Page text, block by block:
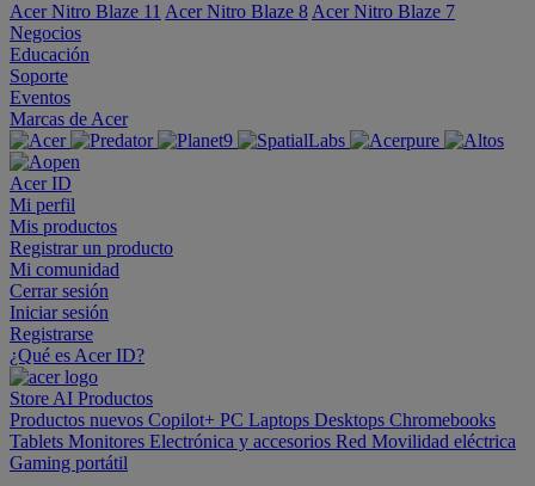
Acer Nitro Blaze 11 Acer Nitro Blaze 8 Acer Nitro Blaze 7
Negocios
Educación
Soporte
Eventos
Marcas de Acer
Acer ID
Mi perfil
Mis productos
Registrar un producto
Mi comunidad
Cerrar sesión
Iniciar sesión
Registrarse
¿Qué es Acer ID?
Store AI Productos
Productos nuevos Copilot+ PC Laptops Desktops Chromebooks
Tablets Monitores Electrónica y accesorios Red Movilidad eléctrica
Gaming portátil